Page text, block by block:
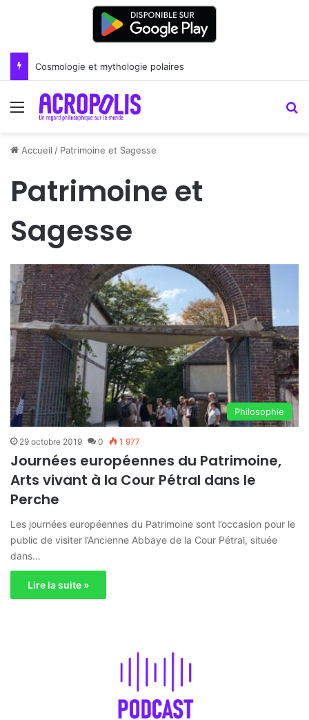
Cosmologie et mythologie polaires
Menu
Accueil / Patrimoine et Sagesse
Patrimoine et
Sagesse
Philosophie
29 octobre 2019 0 1 977
Journées européennes du Patrimoine,
Arts vivant à la Cour Pétral dans le
Perche
Les journées européennes du Patrimoine sont l’occasion pour le
public de visiter l’Ancienne Abbaye de la Cour Pétral, située
dans…
Lire la suite »